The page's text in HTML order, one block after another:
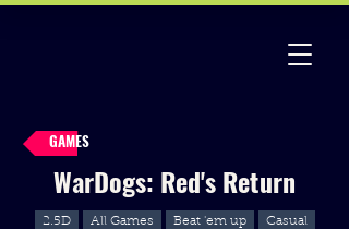
GAMES
WarDogs: Red's Return
2.5D All Games Beat 'em up Casual